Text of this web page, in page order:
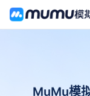
MuMu模